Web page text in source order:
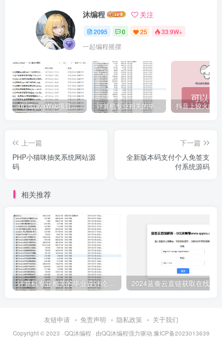
沐编程 关注
2095 0 25 33.9W+
一起编程摇摆
161套javaWeb项目源码免费分享 计算机专业相关的毕业设计论文合集免费下载
上一篇
PHP小猫咪抽奖系统网站源
码
下一篇
全新版本码支付个人免签支
付系统源码
相关推荐
计算机专业相关的毕业设计论文合集免费下载
友链申请 免责声明 隐私政策 关于我们
Copyright © 2023 · QQ沐编程 · 由QQ沐编程强力驱动.豫ICP备2023013639